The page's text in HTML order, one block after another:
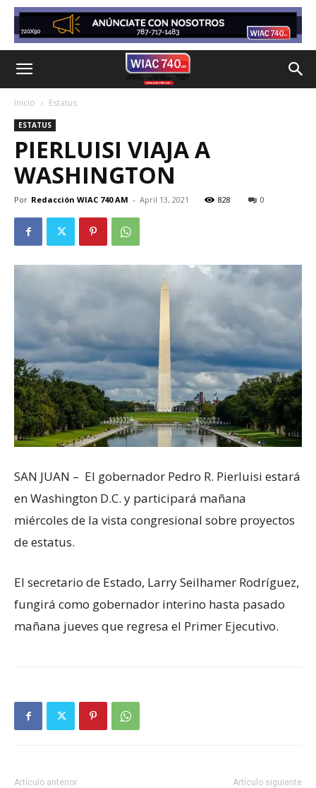
Inicio Estatus
ESTATUS
PIERLUISI VIAJA A
WASHINGTON
Por Redacción WIAC 740 AM - April 13, 2021 828 0
SAN JUAN – El gobernador Pedro R. Pierluisi estará
en Washington D.C. y participará mañana
miércoles de la vista congresional sobre proyectos
de estatus.
El secretario de Estado, Larry Seilhamer Rodríguez,
fungirá como gobernador interino hasta pasado
mañana jueves que regresa el Primer Ejecutivo.
Artículo anterior Artículo siguiente